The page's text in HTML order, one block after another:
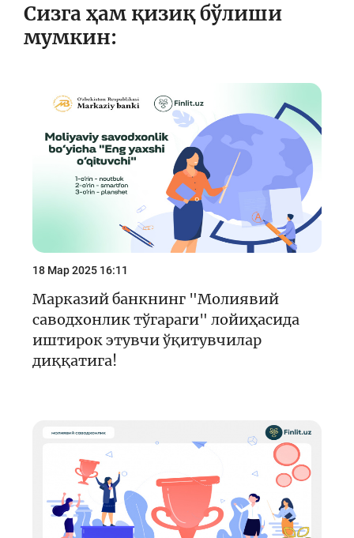
Сизга ҳам қизиқ бўлиши
мумкин:
18 Мар 2025 16:11
Марказий банкнинг "Молиявий
саводхонлик тўгараги" лойиҳасида
иштирок этувчи ўқитувчилар
диққатига!